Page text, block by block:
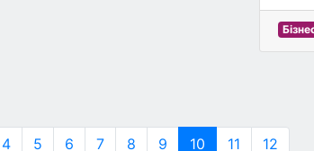
4 5 6 7 8 9 10 11 12